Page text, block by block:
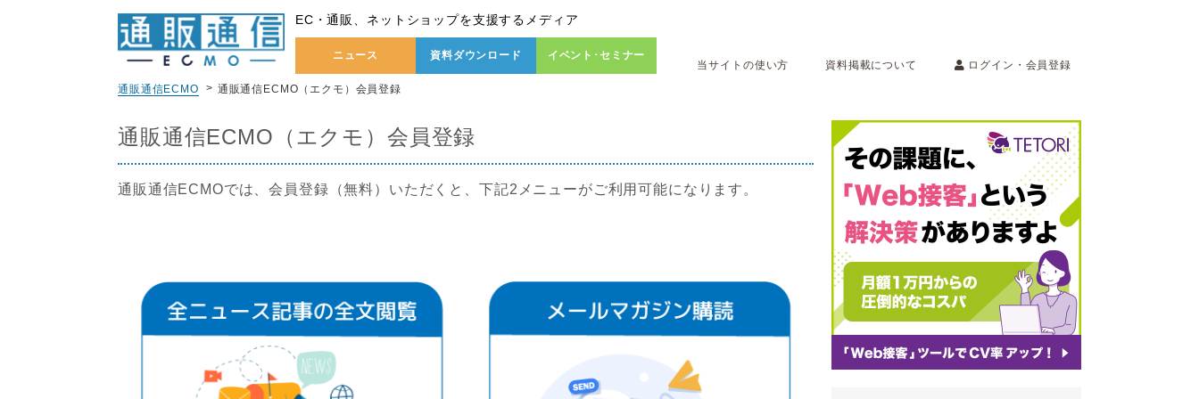
EC・通販、ネットショップを支援するメディア
ニュース 資料ダウンロード イベント･セミナー
当サイトの使い方 資料掲載について
ログイン・会員登録
通販通信ECMO
通販通信ECMO（エクモ）会員登録
通販通信ECMO（エクモ）会員登録
通販通信ECMOでは、会員登録（無料）いただくと、下記2メニューがご利用可能になります。